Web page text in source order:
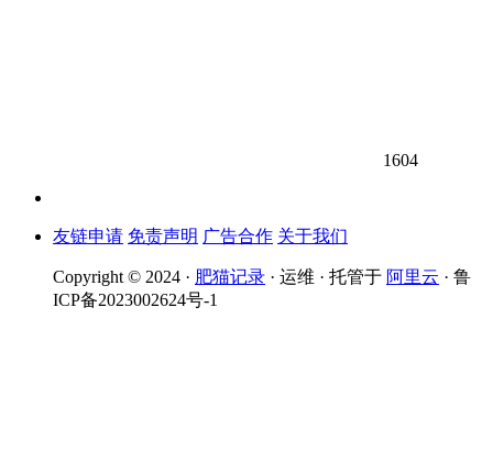
1604
友链申请 免责声明 广告合作 关于我们
Copyright © 2024 · 肥猫记录 · 运维 · 托管于 阿里云 · 鲁
ICP备2023002624号-1